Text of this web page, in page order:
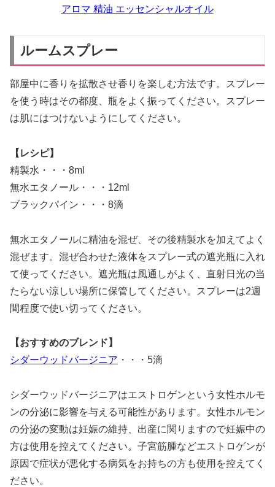
アロマ 精油 エッセンシャルオイル
ルームスプレー
部屋中に香りを拡散させ香りを楽しむ方法です。スプレー
を使う時はその都度、瓶をよく振ってください。スプレー
は肌にはつけないようにしてください。
【レシピ】
精製水・・・8ml
無水エタノール・・・12ml
ブラックパイン・・・8滴
無水エタノールに精油を混ぜ、その後精製水を加えてよく
混ぜます。混ぜ合わせた液体をスプレー式の遮光瓶に入れ
て使ってください。遮光瓶は風通しがよく、直射日光の当
たらない涼しい場所に保管してください。スプレーは2週
間程度で使い切ってください。
【おすすめのブレンド】
シダーウッドバージニア ・・・5滴
シダーウッドバージニアはエストロゲンという女性ホルモ
ンの分泌に影響を与える可能性があります。女性ホルモン
の分泌の変動は妊娠の維持、出産に関りますので妊娠中の
方は使用を控えてください。子宮筋腫などエストロゲンが
原因で症状が悪化する病気をお持ちの方も使用を控えてく
ださい。